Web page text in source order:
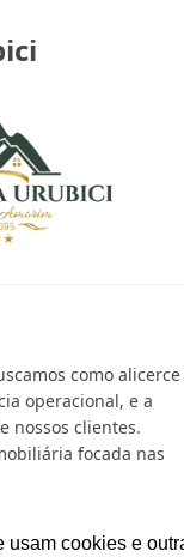
usam cookies e
como alicerce
operacional, e a
nossos clientes.
focada nas